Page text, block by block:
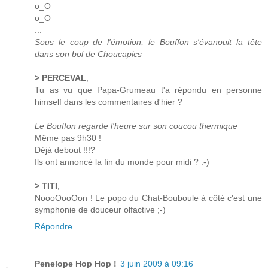
o_O
o_O
...
Sous le coup de l'émotion, le Bouffon s'évanouit la tête
dans son bol de Choucapics
> PERCEVAL,
Tu as vu que Papa-Grumeau t'a répondu en personne
himself dans les commentaires d'hier ?
Le Bouffon regarde l'heure sur son coucou thermique
Même pas 9h30 !
Déjà debout !!!?
Ils ont annoncé la fin du monde pour midi ? :-)
> TITI,
NoooOooOon ! Le popo du Chat-Bouboule à côté c'est une
symphonie de douceur olfactive ;-)
Répondre
Penelope Hop Hop ! 3 juin 2009 à 09:16